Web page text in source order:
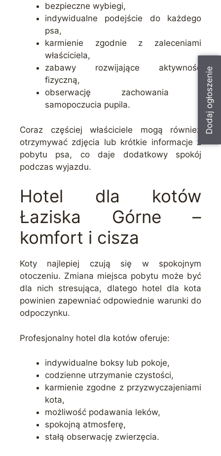
Dodaj ogłoszenie
bezpieczne wybiegi,
indywidualne podejście do każdego
psa,
karmienie zgodnie z zaleceniami
właściciela,
zabawy rozwijające aktywność
fizyczną,
obserwację zachowania i
samopoczucia pupila.
Coraz częściej właściciele mogą również
otrzymywać zdjęcia lub krótkie informacje z
pobytu psa, co daje dodatkowy spokój
podczas wyjazdu.
Hotel dla kotów
Łaziska Górne –
komfort i cisza
Koty najlepiej czują się w spokojnym
otoczeniu. Zmiana miejsca pobytu może być
dla nich stresująca, dlatego hotel dla kota
powinien zapewniać odpowiednie warunki do
odpoczynku.
Profesjonalny hotel dla kotów oferuje:
indywidualne boksy lub pokoje,
codzienne utrzymanie czystości,
karmienie zgodne z przyzwyczajeniami
kota,
możliwość podawania leków,
spokojną atmosferę,
stałą obserwację zwierzęcia.